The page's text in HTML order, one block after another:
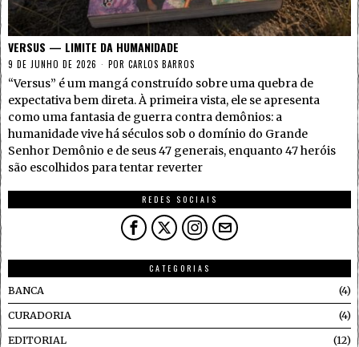
VERSUS — LIMITE DA HUMANIDADE
9 DE JUNHO DE 2026 POR CARLOS BARROS
“Versus” é um mangá construído sobre uma quebra de
expectativa bem direta. À primeira vista, ele se apresenta
como uma fantasia de guerra contra demônios: a
humanidade vive há séculos sob o domínio do Grande
Senhor Demônio e de seus 47 generais, enquanto 47 heróis
são escolhidos para tentar reverter
REDES SOCIAIS
CATEGORIAS
BANCA
4
CURADORIA 4
EDITORIAL 12